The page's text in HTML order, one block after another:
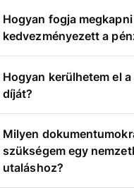
Hogyan fogja megkapni
kedvezményezett a
Hogyan kerülhetem el
díját?
Milyen
szükségem egy
utaláshoz?